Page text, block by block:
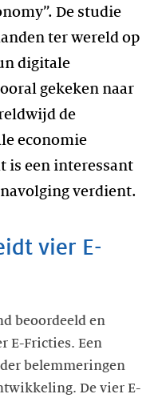
De studie
ter wereld op
digitale
gekeken naar
de
economie
is een interessant
verdient.
vier E-
beoordeeld en
E-Fricties. Een
belemmeringen
De vier E-